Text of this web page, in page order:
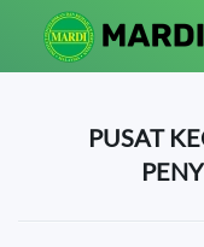
Skip to main
PUSAT